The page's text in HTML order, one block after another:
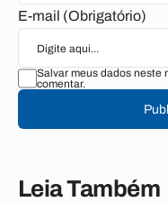
E-mail (Obrigatório)
Salvar meus dados neste
comentar.
Leia Também